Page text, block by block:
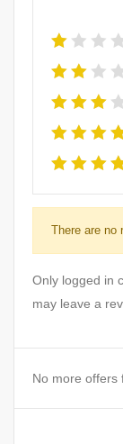
There are no
Only logged in
may leave a
No more offers